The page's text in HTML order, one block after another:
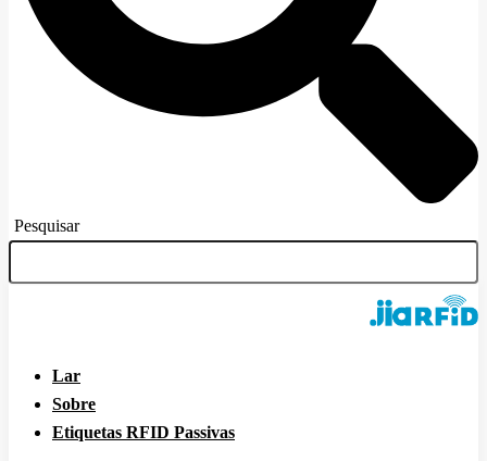
Pesquisar
Lar
Sobre
Etiquetas RFID Passivas